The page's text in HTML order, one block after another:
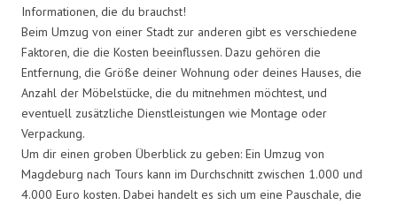
Informationen, die du brauchst!
Beim Umzug von einer Stadt zur anderen gibt es verschiedene
Faktoren, die die Kosten beeinflussen. Dazu gehören die
Entfernung, die Größe deiner Wohnung oder deines Hauses, die
Anzahl der Möbelstücke, die du mitnehmen möchtest, und
eventuell zusätzliche Dienstleistungen wie Montage oder
Verpackung.
Um dir einen groben Überblick zu geben: Ein Umzug von
Magdeburg nach Tours kann im Durchschnitt zwischen 1.000 und
4.000 Euro kosten. Dabei handelt es sich um eine Pauschale, die